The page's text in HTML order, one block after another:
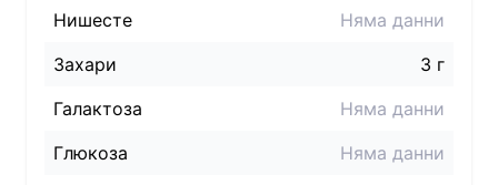
Нишесте
Няма данни
Захари
3 г
Галактоза
Няма данни
Глюкоза
Няма данни